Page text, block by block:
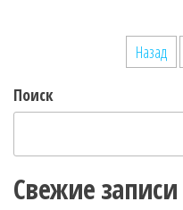
записей
Назад
Поиск
Свежие записи